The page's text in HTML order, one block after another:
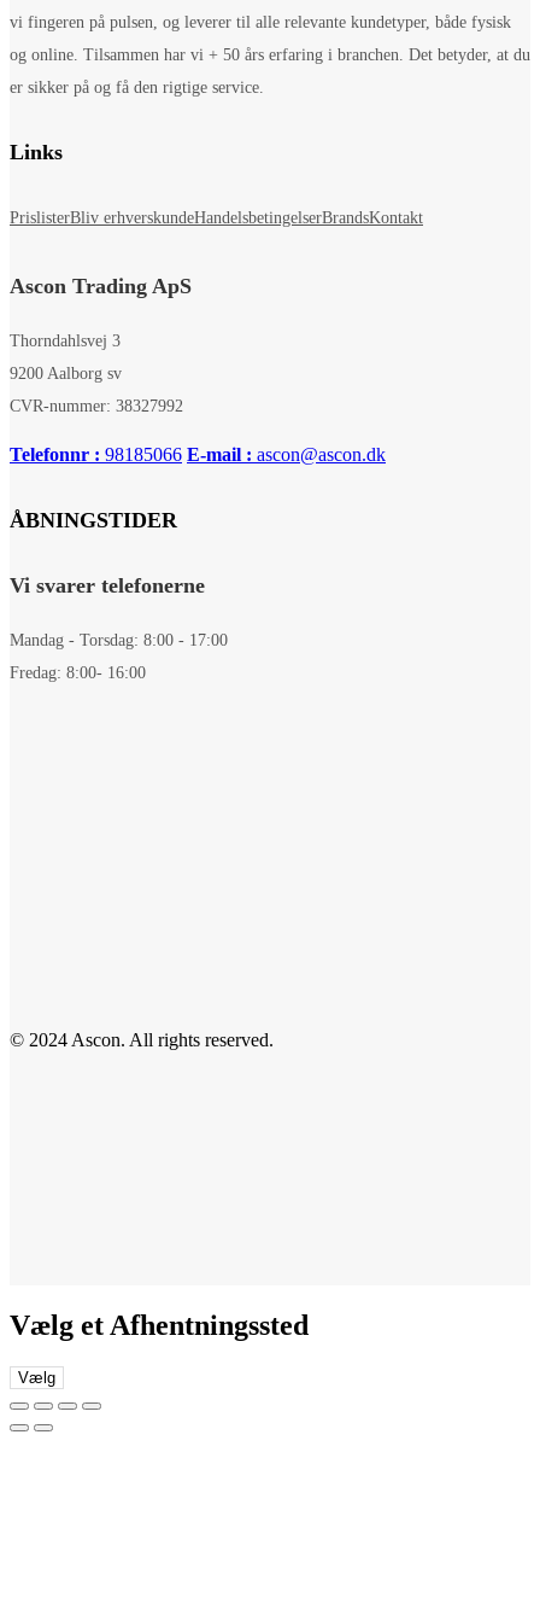
vi fingeren på pulsen, og leverer til alle relevante kundetyper, både fysisk
og online. Tilsammen har vi + 50 års erfaring i branchen. Det betyder, at du
er sikker på og få den rigtige service.
Links
PrislisterBliv erhverskundeHandelsbetingelserBrandsKontakt
Ascon Trading ApS
Thorndahlsvej 3
9200 Aalborg sv
CVR-nummer: 38327992
Telefonnr : 98185066 E-mail : ascon@ascon.dk
ÅBNINGSTIDER
Vi svarer telefonerne
Mandag - Torsdag: 8:00 - 17:00
Fredag: 8:00- 16:00
© 2024 Ascon. All rights reserved.
Vælg et Afhentningssted
Vælg